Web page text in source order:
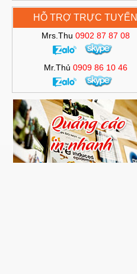
HỖ TRỢ TRỰC TUYẾN
Mrs.Thu 0902 87 87 08
Mr.Thủ 0909 86 10 46